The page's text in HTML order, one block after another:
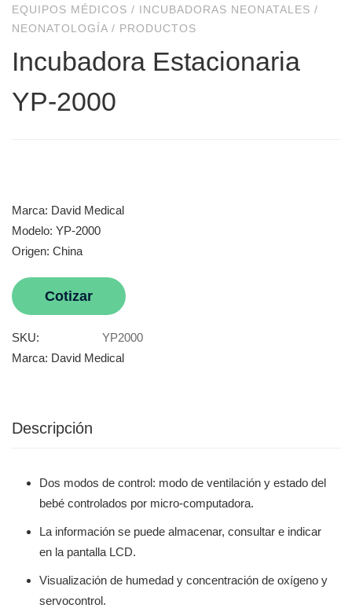
EQUIPOS MÉDICOS / INCUBADORAS NEONATALES /
NEONATOLOGÍA / PRODUCTOS
Incubadora Estacionaria
YP-2000
Marca: David Medical
Modelo: YP-2000
Origen: China
Cotizar
SKU:
YP2000
Marca: David Medical
Descripción
Dos modos de control: modo de ventilación y estado del
bebé controlados por micro-computadora.
La información se puede almacenar, consultar e indicar
en la pantalla LCD.
Visualización de humedad y concentración de oxígeno y
servocontrol.